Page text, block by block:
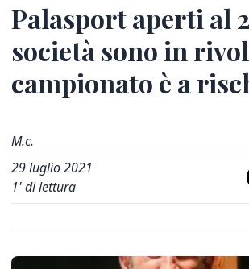
Palasport aperti al
società sono in
campionato è a
M.c.
29 luglio 2021
1' di lettura